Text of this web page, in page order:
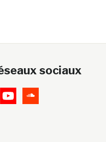
sociaux